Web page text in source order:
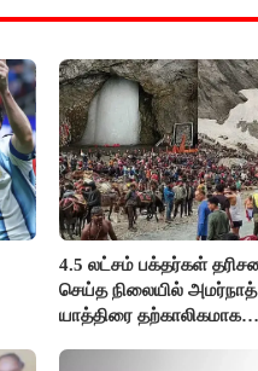
4.5 லட்சம் பக்தர்கள்
செய்த நிலையில் அமர்நாத்
யாத்திரை தற்காலிகமாக